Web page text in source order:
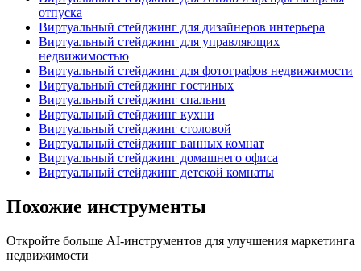
отпуска
Виртуальный стейджинг для дизайнеров интерьера
Виртуальный стейджинг для управляющих
недвижимостью
Виртуальный стейджинг для фотографов недвижимости
Виртуальный стейджинг гостиных
Виртуальный стейджинг спальни
Виртуальный стейджинг кухни
Виртуальный стейджинг столовой
Виртуальный стейджинг ванных комнат
Виртуальный стейджинг домашнего офиса
Виртуальный стейджинг детской комнаты
Похожие инструменты
Откройте больше AI-инструментов для улучшения маркетинга
недвижимости